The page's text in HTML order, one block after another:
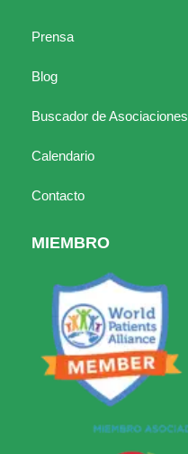
Prensa
Blog
Buscador de Asociaciones
Calendario
Contacto
MIEMBRO